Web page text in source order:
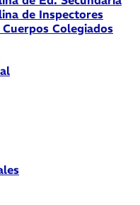
de Inspectores
Colegiados